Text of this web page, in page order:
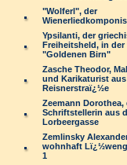
"Wolferl", der
Ypsilanti, der
Freiheitsheld, in der
"Goldenen Birn"
Zasche Theodor,
und Karikaturist
Reisnerstraï¿½e
Zeemann Dorothea,
Schriftstellerin aus
Lorbeergasse
Zemlinsky
wohnhaft
1